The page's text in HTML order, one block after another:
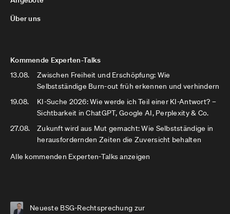
Über uns
Kommende Experten-Talks
13.08.
Zwischen Freiheit und Erschöpfung: Wie
Selbstständige Burn-out früh erkennen und verhindern
19.08.
KI-Suche 2026: Wie werde ich Teil einer KI-Antwort? –
Sichtbarkeit in ChatGPT, Google AI, Perplexity & Co.
27.08.
Zukunft wird aus Mut gemacht: Wie Selbstständige in
herausfordernden Zeiten die Zuversicht behalten
Alle kommenden Experten-Talks anzeigen
Neueste BSG-Rechtsprechung zur